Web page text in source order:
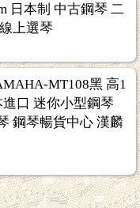
日本制 中古鋼琴 二
上選琴
MT108黑 高1
口 迷你小型鋼琴
鋼琴暢貨中心 漢麟